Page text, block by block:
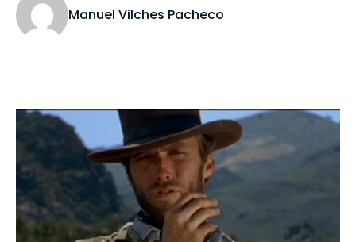
Manuel Vilches Pacheco